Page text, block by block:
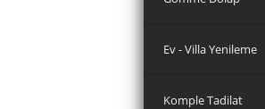
Ev - Villa Yenileme
Komple Tadilat